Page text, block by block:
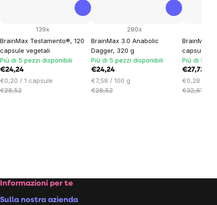
BrainMax Testamento®, 120
capsule vegetali
139x
Più di 5 pezzi disponibili
€24,24
Prezzo
unitario:
€0,20 / 1 capsule
€28,52
BrainMax 3.0 Anabolic
Dagger, 320 g
280x
Più di 5 pezzi disponibili
€24,24
Prezzo
unitario:
€7,58 / 100 g
€28,52
BrainMax
capsule
Più di 5
€27,72
Prezzo
unitario:
€0,28 / 1
€32,61
Footer
Informazioni per te
Sulla nostra azienda